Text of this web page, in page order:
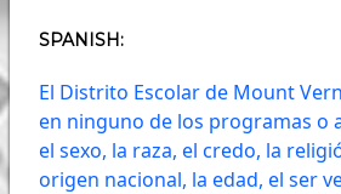
SPANISH:
El Distrito Escolar de Mount
en ninguno de los programas o
el sexo, la raza, el credo, la
origen nacional, la edad, el ser